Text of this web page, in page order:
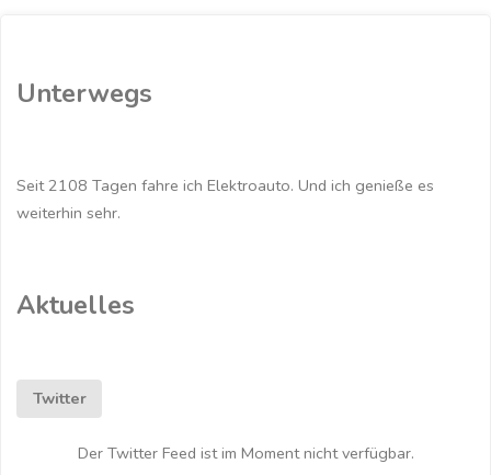
Unterwegs
Seit 2108 Tagen fahre ich Elektroauto. Und ich genieße es
weiterhin sehr.
Aktuelles
Twitter
Der Twitter Feed ist im Moment nicht verfügbar.